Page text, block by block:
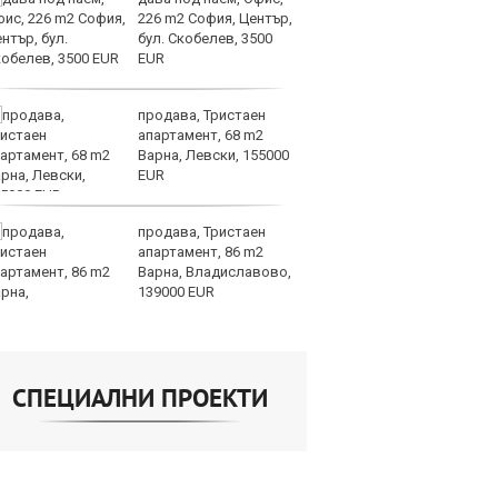
226 m2 София, Център,
бул. Скобелев, 3500
EUR
продава, Тристаен
апартамент, 68 m2
Варна, Левски, 155000
EUR
продава, Тристаен
апартамент, 86 m2
Варна, Владиславово,
139000 EUR
СПЕЦИАЛНИ ПРОЕКТИ